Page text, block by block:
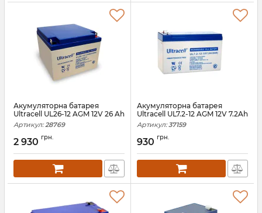
Акумуляторна батарея
Ultracell UL26-12 AGM 12V 26 Ah
Артикул: 28769
2 930 грн.
Акумуляторна батарея
Ultracell UL7.2-12 AGM 12V 7.2Ah
Артикул: 37159
930 грн.